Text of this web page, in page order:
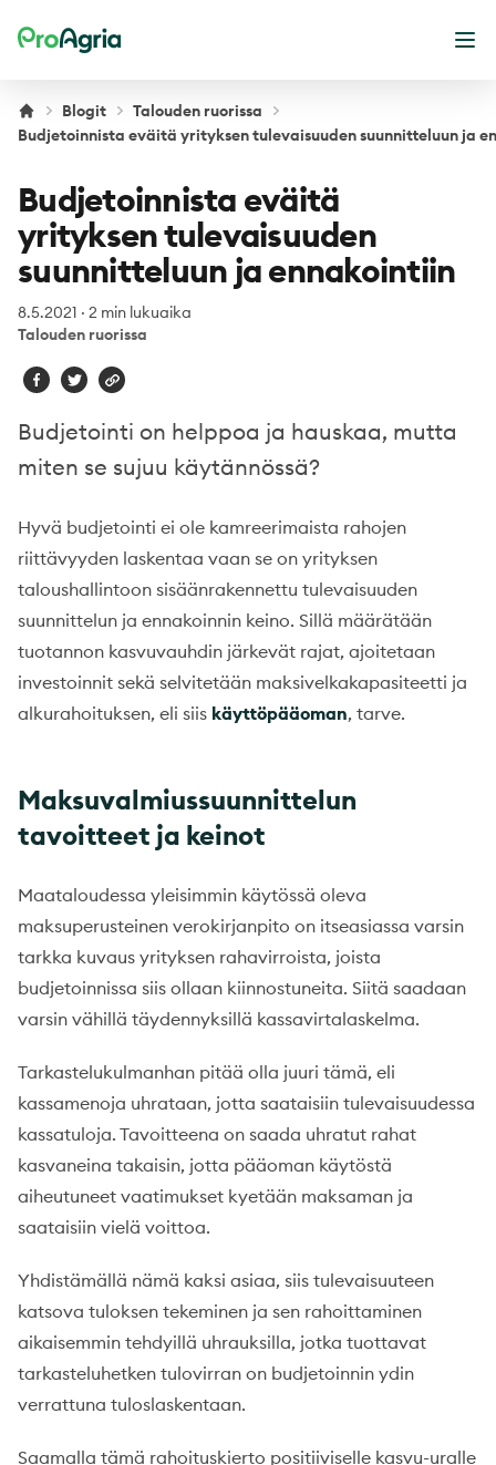
ProAgria
Blogit
Talouden ruorissa
Budjetoinnista eväitä yrityksen tulevaisuuden suunnitteluun ja
Budjetoinnista eväitä
yrityksen tulevaisuuden
suunnitteluun ja ennakointiin
8.5.2021 · 2 min lukuaika
Talouden ruorissa
Budjetointi on helppoa ja hauskaa, mutta
miten se sujuu käytännössä?
Hyvä budjetointi ei ole kamreerimaista rahojen
riittävyyden laskentaa vaan se on yrityksen
taloushallintoon sisäänrakennettu tulevaisuuden
suunnittelun ja ennakoinnin keino. Sillä määrätään
tuotannon kasvuvauhdin järkevät rajat, ajoitetaan
investoinnit sekä selvitetään maksivelkakapasiteetti ja
alkurahoituksen, eli siis käyttöpääoman, tarve.
Maksuvalmiussuunnittelun
tavoitteet ja keinot
Maataloudessa yleisimmin käytössä oleva
maksuperusteinen verokirjanpito on itseasiassa varsin
tarkka kuvaus yrityksen rahavirroista, joista
budjetoinnissa siis ollaan kiinnostuneita. Siitä saadaan
varsin vähillä täydennyksillä kassavirtalaskelma.
Tarkastelukulmanhan pitää olla juuri tämä, eli
kassamenoja uhrataan, jotta saataisiin tulevaisuudessa
kassatuloja. Tavoitteena on saada uhratut rahat
kasvaneina takaisin, jotta pääoman käytöstä
aiheutuneet vaatimukset kyetään maksaman ja
saataisiin vielä voittoa.
Yhdistämällä nämä kaksi asiaa, siis tulevaisuuteen
katsova tuloksen tekeminen ja sen rahoittaminen
aikaisemmin tehdyillä uhrauksilla, jotka tuottavat
tarkasteluhetken tulovirran on budjetoinnin ydin
verrattuna tuloslaskentaan.
Saamalla tämä rahoituskierto positiiviselle kasvu-uralle